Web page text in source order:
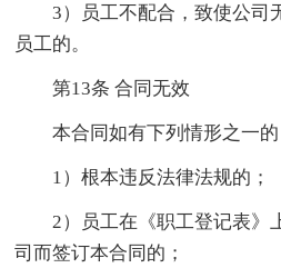
3）员工不配合，致使公司
员工的。
第13条 合同无效
本合同如有下列情形之一
1）根本违反法律法规的；
2）员工在《职工登记表》
司而签订本合同的；